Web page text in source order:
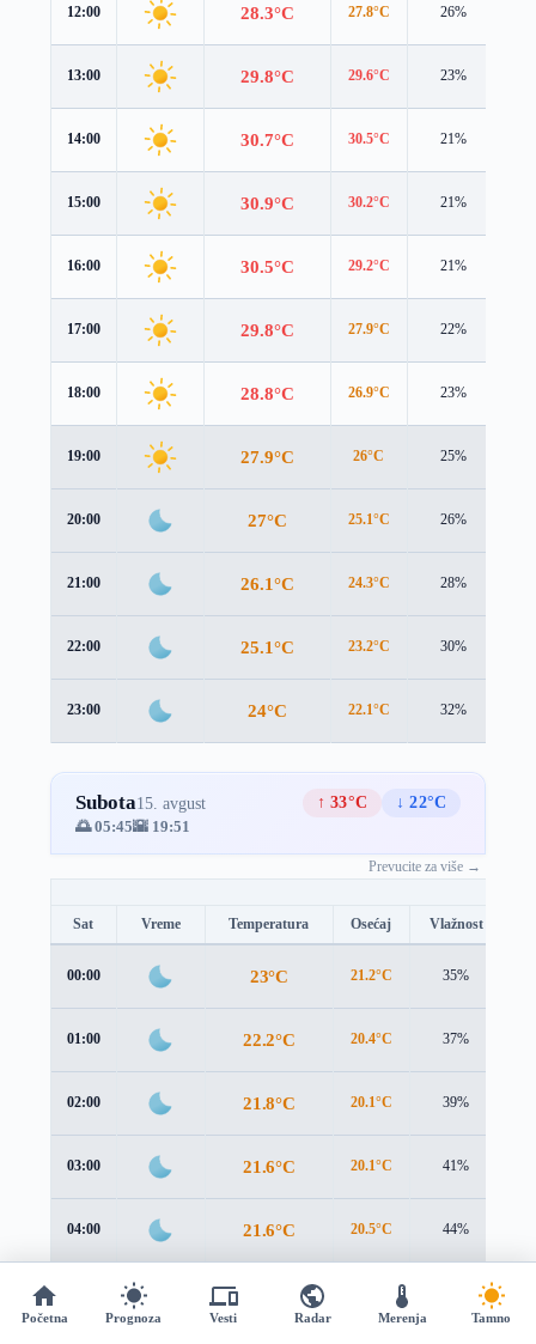
12:00 28.3°C 27.8°C 26%
13:00 29.8°C 29.6°C 23%
14:00 30.7°C 30.5°C 21%
15:00 30.9°C 30.2°C 21%
16:00 30.5°C 29.2°C 21%
17:00 29.8°C 27.9°C 22%
18:00 28.8°C 26.9°C 23%
19:00 27.9°C 26°C 25%
20:00 27°C 25.1°C 26%
21:00 26.1°C 24.3°C 28%
22:00 25.1°C 23.2°C 30%
23:00 24°C 22.1°C 32%
Subota15. avgust ↑ 33°C
↓ 22°C
🌅 05:45🌇 19:51
Prevucite za više →
Sat Vreme Temperatura Osećaj Vlažnost
00:00 23°C 21.2°C 35%
01:00 22.2°C 20.4°C 37%
02:00 21.8°C 20.1°C 39%
03:00 21.6°C 20.1°C 41%
04:00 21.6°C 20.5°C 44%
Početna Prognoza Vesti Radar Merenja Tamno